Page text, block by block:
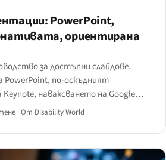
PowerPoint,
ориентирана
за достъпни слайдове.
PowerPoint, по-оскъдният
наваксването на Google
към уеб маршрут Reveal.js / Slidev
·От Disability World